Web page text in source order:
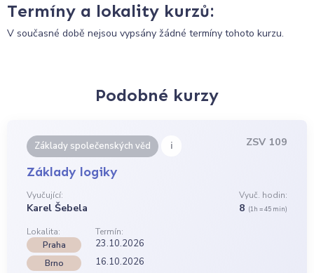
Termíny a lokality kurzů:
V současné době nejsou vypsány žádné termíny tohoto kurzu.
Podobné kurzy
Základy společenských věd i ZSV 109
Základy logiky
Vyučující:
Karel Šebela
Vyuč. hodin:
8 (1h = 45 min)
Lokalita:
Termín:
Praha
23.10.2026
Brno 16.10.2026